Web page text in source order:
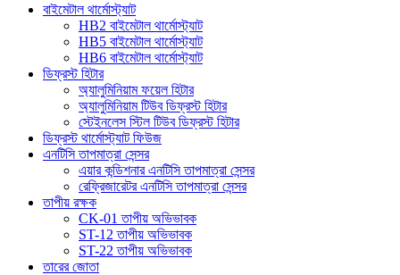
বাইমেটাল থার্মোস্ট্যাট
HB2 বাইমেটাল থার্মোস্ট্যাট
HB5 বাইমেটাল থার্মোস্ট্যাট
HB6 বাইমেটাল থার্মোস্ট্যাট
ডিফ্রস্ট হিটার
অ্যালুমিনিয়াম ফয়েল হিটার
অ্যালুমিনিয়াম টিউব ডিফ্রস্ট হিটার
স্টেইনলেস স্টিল টিউব ডিফ্রস্ট হিটার
ডিফ্রস্ট থার্মোস্ট্যাট ফিউজ
এনটিসি তাপমাত্রা সেন্সর
এয়ার কন্ডিশনার এনটিসি তাপমাত্রা সেন্সর
রেফ্রিজারেটর এনটিসি তাপমাত্রা সেন্সর
তাপীয় রক্ষক
CK-01 তাপীয় অভিভাবক
ST-12 তাপীয় অভিভাবক
ST-22 তাপীয় অভিভাবক
তারের জোতা